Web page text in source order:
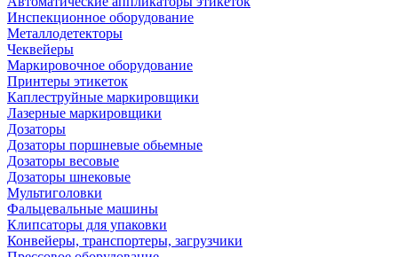
Инспекционное оборудование
Металлодетекторы
Чеквейеры
Маркировочное оборудование
Принтеры этикеток
Каплеструйные маркировщики
Лазерные маркировщики
Дозаторы
Дозаторы поршневые обьемные
Дозаторы весовые
Дозаторы шнековые
Мультиголовки
Фальцевальные машины
Клипсаторы для упаковки
Конвейеры, транспортеры, загрузчики